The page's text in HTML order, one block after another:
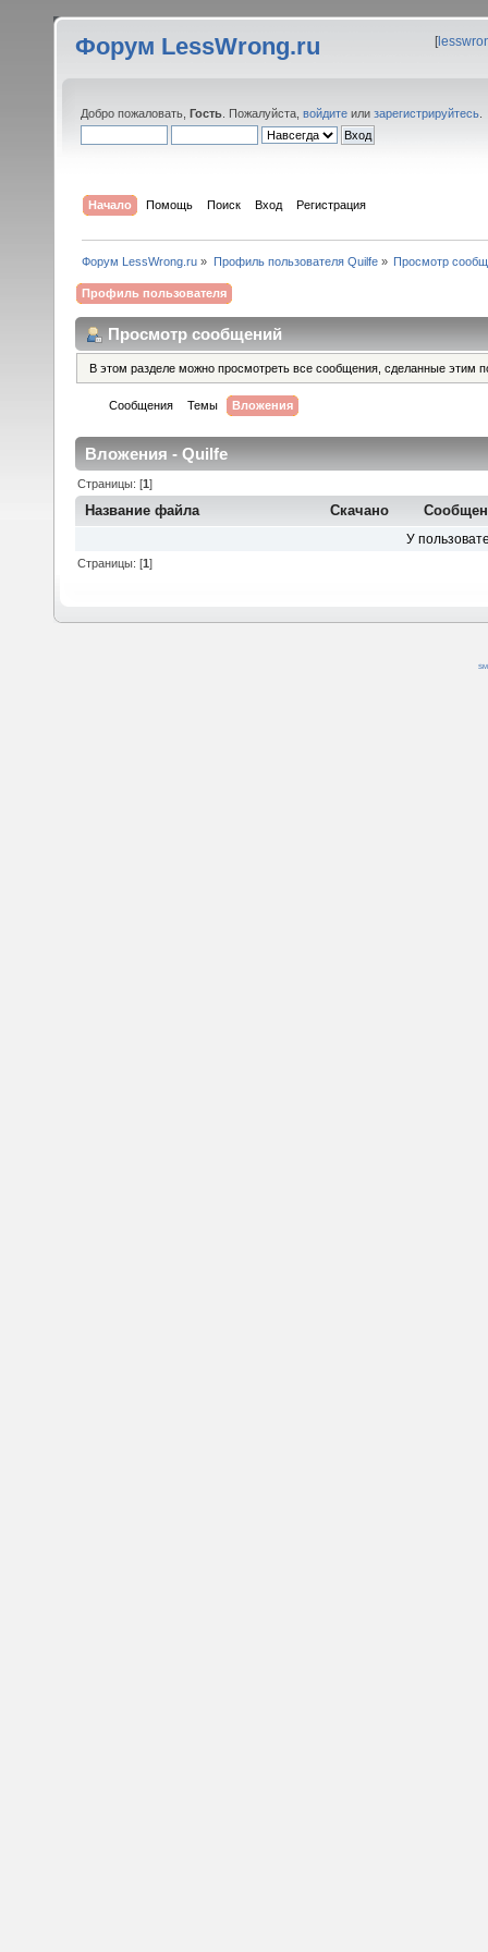
Форум LessWrong.ru [
Добро пожаловать, Гость . Пожалуйста, войдите или зарегистрируйтесь
Начало Помощь Поиск Вход Регистрация
Форум LessWrong.ru » Профиль пользователя Quilfe» Просмотр
Профиль пользователя
Просмотр сообщений
В этом разделе можно просмотреть все сообщения, сделанные этим
Сообщения Темы Вложения
Вложения - Quilfe
Страницы: [1]
Название файла Скачано
У
Страницы: [1]